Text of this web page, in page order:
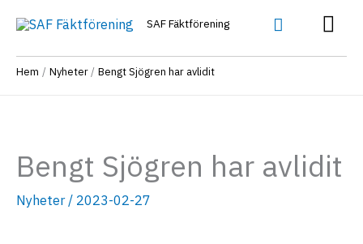
SAF Fäktförening Sök
Hem Nyheter Bengt Sjögren har avlidit
Bengt Sjögren har avlidit
Nyheter/ 2023-02-27